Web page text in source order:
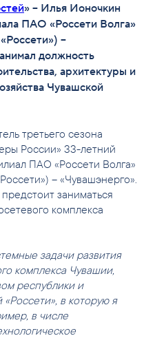
» – Илья Ионочкин
ПАО «Россети Волга»
–
должность
архитектуры и
Чувашской
третьего сезона
России» 33-летний
ПАО «Россети Волга»
– «Чувашэнерго».
заниматься
комплекса
задачи развития
комплекса Чувашии,
республики и
в которую я
в числе